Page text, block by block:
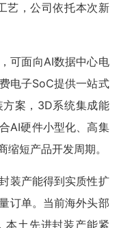
艺，公司依托本次新
可面向AI数据中心电
电子SoC提供一站式
案，3D系统集成能
AI硬件小型化、高集
短产品开发周期。
装产能得到实质性扩
订单。当前海外头部
本土先进封装产能紧